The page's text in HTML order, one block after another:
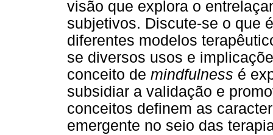
visão que explora o
subjetivos. Discute-se o que
diferentes modelos
se diversos usos e
conceito de mindfulness é
subsidiar a validação e
conceitos definem as
emergente no seio das